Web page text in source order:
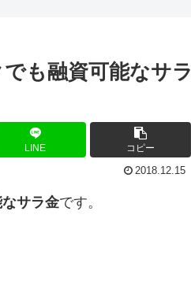
も融資可能なサラ
LINE コピー
2018.12.15
サラ金です。